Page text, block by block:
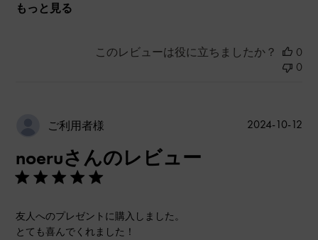
もっと見る
このレビューは役に立ちましたか？
0
0
ご利用者様
noeruさんのレビュー
友人へのプレゼントに購入しました。
とても喜んでくれました！
公
2024-10-12